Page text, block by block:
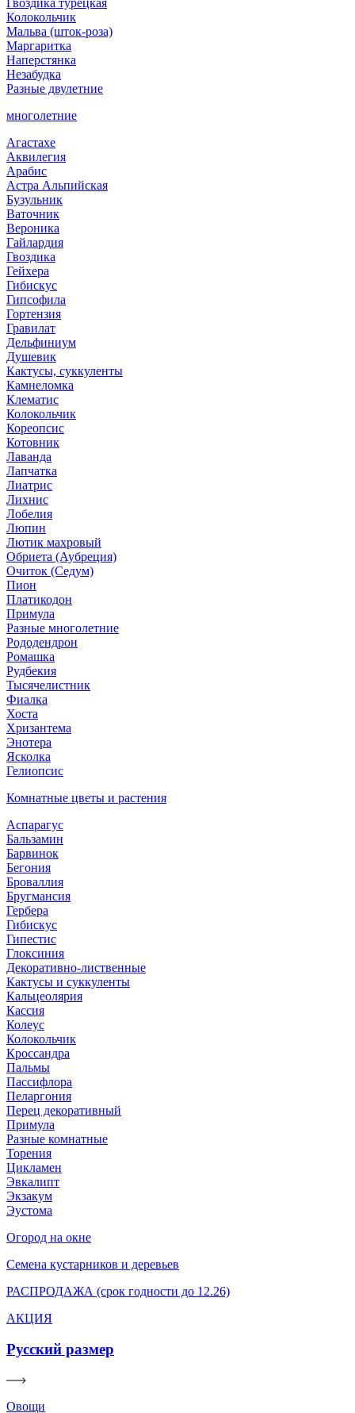
Колокольчик
Мальва (шток-роза)
Маргаритка
Наперстянка
Незабудка
Разные двулетние
многолетние
Агастахе
Аквилегия
Арабис
Астра Альпийская
Бузульник
Ваточник
Вероника
Гайлардия
Гвоздика
Гейхера
Гибискус
Гипсофила
Гортензия
Гравилат
Дельфиниум
Душевик
Кактусы, суккуленты
Камнеломка
Клематис
Колокольчик
Кореопсис
Котовник
Лаванда
Лапчатка
Лиатрис
Лихнис
Лобелия
Люпин
Лютик махровый
Обриета (Аубреция)
Очиток (Седум)
Пион
Платикодон
Примула
Разные многолетние
Рододендрон
Ромашка
Рудбекия
Тысячелистник
Фиалка
Хоста
Хризантема
Энотера
Ясколка
Гелиопсис
Комнатные цветы и растения
Аспарагус
Бальзамин
Барвинок
Бегония
Броваллия
Бругмансия
Гербера
Гибискус
Гипестис
Глоксиния
Декоративно-лиственные
Кактусы и суккуленты
Кальцеолярия
Кассия
Колеус
Колокольчик
Кроссандра
Пальмы
Пассифлора
Пеларгония
Перец декоративный
Примула
Разные комнатные
Торения
Цикламен
Эвкалипт
Экзакум
Эустома
Огород на окне
Семена кустарников и деревьев
РАСПРОДАЖА (срок годности до 12.26)
АКЦИЯ
Русский размер
Овощи